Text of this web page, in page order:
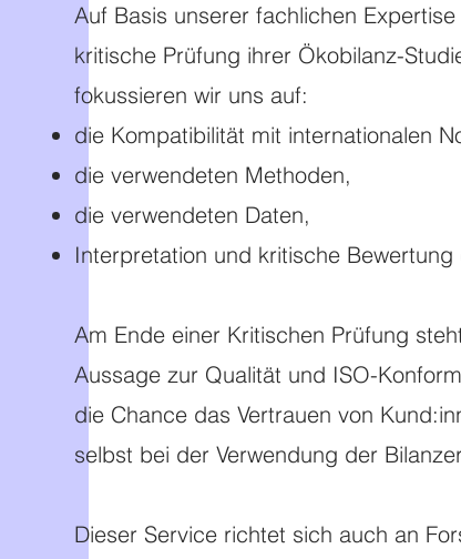
Auf Basis unserer fachlichen
kritische Prüfung ihrer Ökobilanz-
fokussieren wir uns auf:
die Kompatibilität mit internationalen
die verwendeten Methoden,
die verwendeten Daten,
Interpretation und kritische
Am Ende einer Kritischen Prüfung
Aussage zur Qualität und ISO-
die Chance das Vertrauen von
selbst bei der Verwendung der
Dieser Service richtet sich auch an